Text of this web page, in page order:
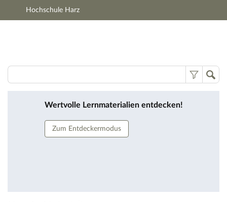
Hauptnavigation
Hochschule Harz
Lernmaterialien
Wertvolle Lernmaterialien entdecken!
Zum Entdeckermodus